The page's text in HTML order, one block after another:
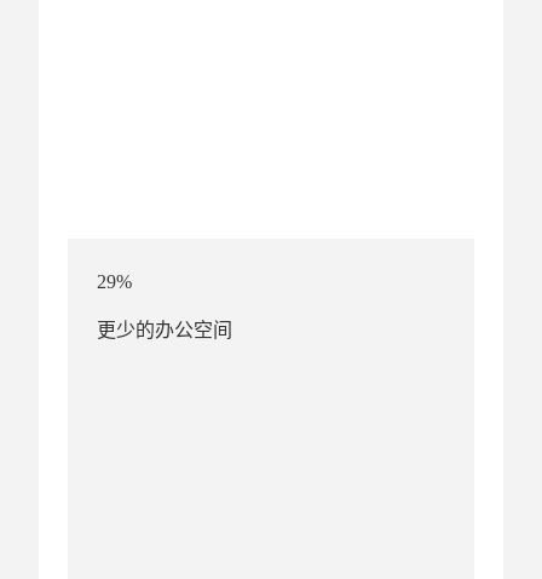
29%
更少的办公空间